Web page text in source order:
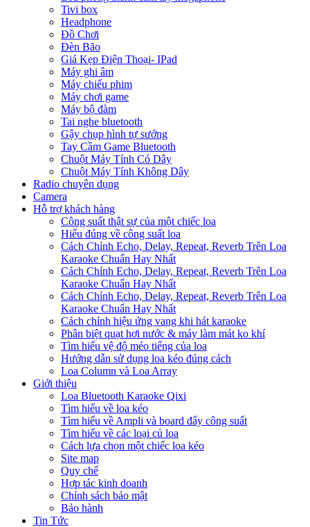
Tivi box
Headphone
Đồ Chơi
Đèn Bão
Giá Kẹp Điện Thoại- IPad
Máy ghi âm
Máy chiếu phim
Máy chơi game
Máy bộ đàm
Tai nghe bluetooth
Gậy chụp hình tự sướng
Tay Cầm Game Bluetooth
Chuột Máy Tính Có Dây
Chuột Máy Tính Không Dây
Radio chuyên dụng
Camera
Hỗ trợ khách hàng
Công suất thật sự của một chiếc loa
Hiểu đúng về công suất loa
Cách Chỉnh Echo, Delay, Repeat, Reverb Trên Loa
Karaoke Chuẩn Hay Nhất
Cách Chỉnh Echo, Delay, Repeat, Reverb Trên Loa
Karaoke Chuẩn Hay Nhất
Cách Chỉnh Echo, Delay, Repeat, Reverb Trên Loa
Karaoke Chuẩn Hay Nhất
Cách chỉnh hiệu ứng vang khi hát karaoke
Phân biệt quạt hơi nước & máy làm mát ko khí
Tìm hiểu vệ độ méo tiếng của loa
Hướng dẫn sử dụng loa kéo đúng cách
Loa Column và Loa Array
Giới thiệu
Loa Bluetooth Karaoke Qixi
Tìm hiểu về loa kéo
Tìm hiểu về Ampli và board đẩy công suất
Tìm hiểu về các loại củ loa
Cách lựa chọn một chiếc loa kéo
Site map
Quy chế
Hợp tác kinh doanh
Chính sách bảo mật
Bảo hành
Tin Tức